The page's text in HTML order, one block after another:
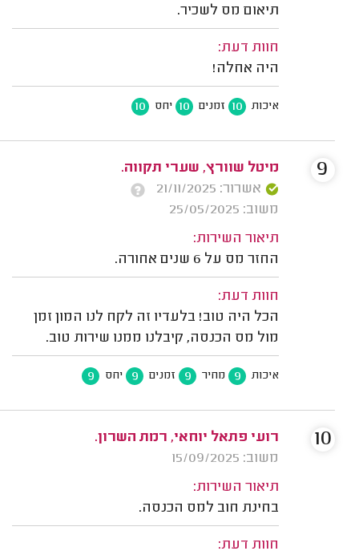
תיאום מס לשכיר.
חוות דעת:
היה אחלה!
איכות 10 זמנים 10 יחס 10
מיטל שוורץ, שערי תקווה.
אשרור: 21/11/2025
משוב: 25/05/2025
תיאור השירות:
החזר מס על 6 שנים אחורה.
חוות דעת:
הכל היה טוב! בלעדיו זה לקח לנו המון זמן
מול מס הכנסה, קיבלנו ממנו שירות טוב.
איכות 9 מחיר 9 זמנים 9 יחס 9
9
רועי פתאל יוחאי, רמת השרון.
משוב: 15/09/2025
תיאור השירות:
בחינת חוב למס הכנסה.
חוות דעת:
10